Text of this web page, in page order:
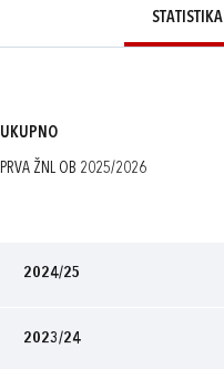
STATISTIKA
UKUPNO
PRVA ŽNL OB 2025/2026
2024/25
2023/24